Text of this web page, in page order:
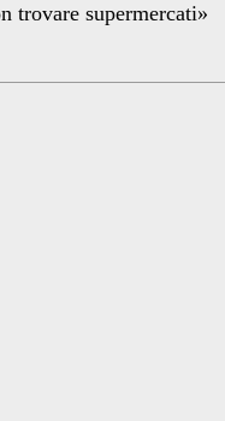
trovare supermercati»